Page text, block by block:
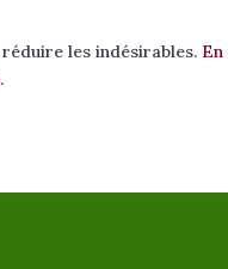
les indésirables.
.